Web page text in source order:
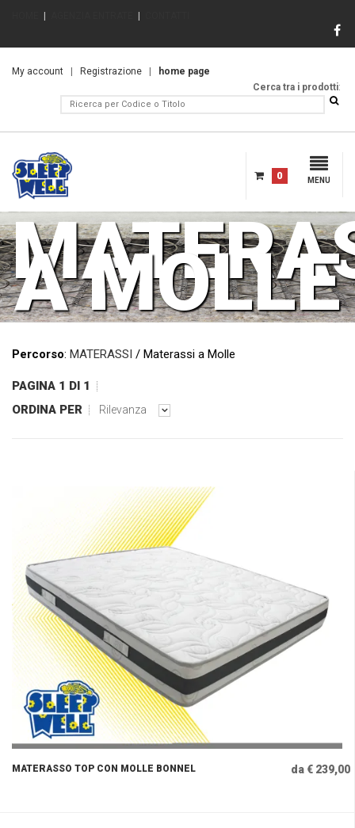
My account Registrazione
home page
Cerca tra i prodotti:
MENU
0
A MOLLE
Percorso: MATERASSI / Materassi a Molle
PAGINA 1 DI 1
ORDINA PER
Rilevanza
MATERASSO TOP CON MOLLE BONNEL da € 239,00